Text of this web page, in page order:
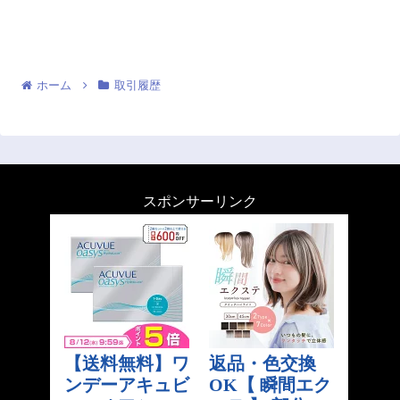
ホーム 取引履歴
スポンサーリンク